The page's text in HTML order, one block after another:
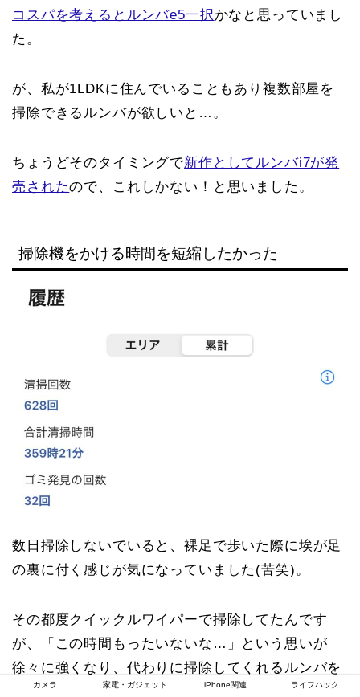
コスパを考えるとルンバe5一択かなと思っていまし
た。
が、私が1LDKに住んでいることもあり複数部屋を
掃除できるルンバが欲しいと…。
ちょうどそのタイミングで新作としてルンバi7が発
売されたので、これしかない！と思いました。
掃除機をかける時間を短縮したかった
数日掃除しないでいると、裸足で歩いた際に埃が足
の裏に付く感じが気になっていました(苦笑)。
その都度クイックルワイパーで掃除してたんです
が、「この時間もったいないな…」という思いが
徐々に強くなり、代わりに掃除してくれるルンバを
意識するようになりました。
カメラ 家電・ガジェット iPhone関連 ライフハック